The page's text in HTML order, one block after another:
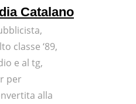
Catalano
classe ‘89,
e al tg,
per
alla